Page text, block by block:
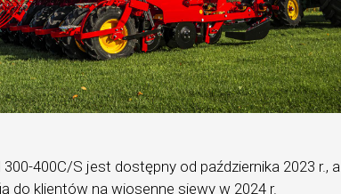
300-400C/S jest dostępny od października 2023 r., a
do klientów na wiosenne siewy w 2024 r.